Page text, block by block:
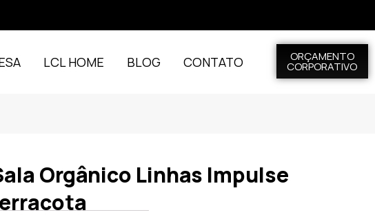
LCL HOME BLOG CONTATO ORÇAMENTO
CORPORATIVO
Orgânico Linhas Impulse